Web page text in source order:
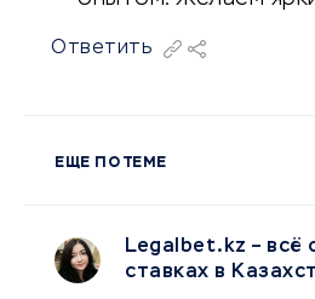
Ответить
ЕЩЕ ПО ТЕМЕ
Legalbet.kz – всё
ставках в